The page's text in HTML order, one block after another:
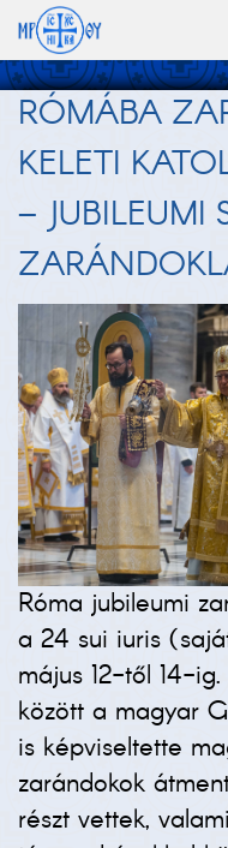
RÓMÁBA
KELETI
– JUBILEUMI
Róma jubileumi
a 24 sui iuris
május 12-től 14-
között a magyar
is képviseltette
zarándokok
részt vettek,